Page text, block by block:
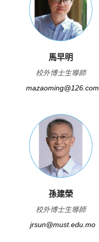
馬早明
校外博士生導師
mazaoming@126.com
孫建榮
校外博士生導師
jrsun@must.edu.mo